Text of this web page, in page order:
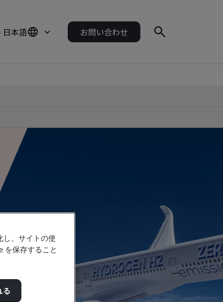
日本語 お問い合わせ
し、サイトの使
を保存すること
る